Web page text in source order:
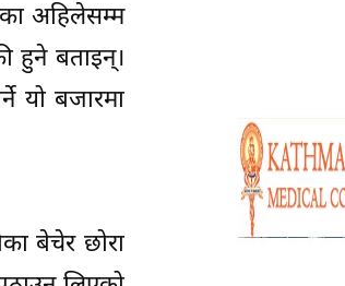
अहिलेसम्म
हुने बताइन्।
यो बजारमा
बेचेर छोरा